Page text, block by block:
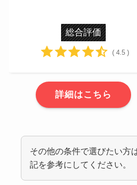
総合評価
( 4.5 )
詳細はこちら
その他の条件で選びたい方
記を参考にしてください。